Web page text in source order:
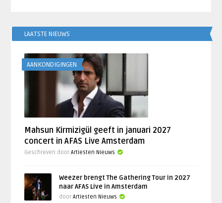
LAATSTE NIEUWS
AANKONDIGINGEN
Mahsun Kirmizigül geeft in januari 2027
concert in AFAS Live Amsterdam
Geschreven doorArtiesten Nieuws
Weezer brengt The Gathering Tour in 2027
naar AFAS Live in Amsterdam
doorArtiesten Nieuws